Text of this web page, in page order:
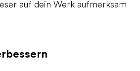
auf dein Werk aufmerksam